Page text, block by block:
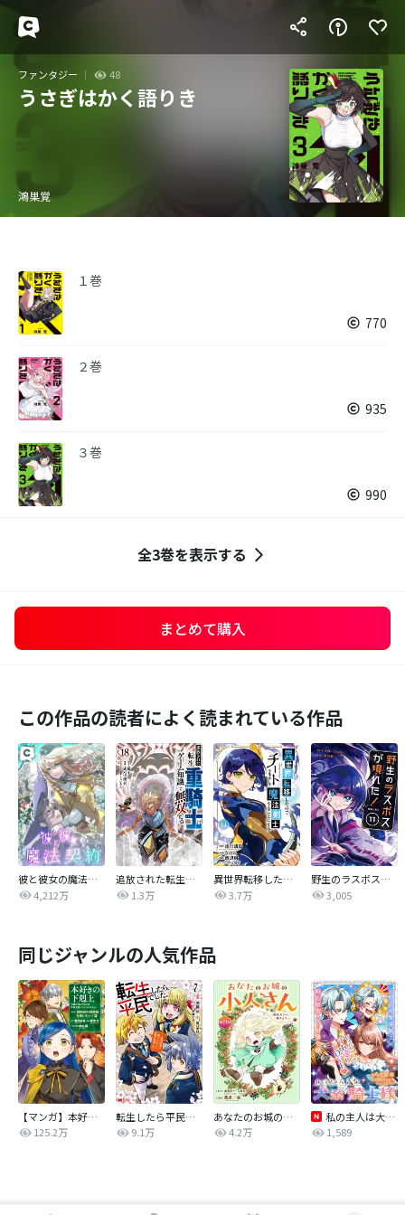
ファンタジー 48
うさぎはかく語りき
鴻巣覚
１巻
770
２巻
935
３巻
990
全3巻を表示する
まとめて購入
この作品の読者によく読まれている作品
彼と彼女の魔法契約
4,212万
追放された転生重騎士はゲーム知識で無双する
1.3万
異世界転移したのでチートを生かして魔法剣士やることにする
3.7万
野生のラスボスが現れた！ 黒翼の覇王
3,005
同じジャンルの人気作品
【マンガ】本好きの下剋上 第四部
125.2万
転生したら平民でした。～生活水準に耐えられないので貴族を目指します～（コミック）
9.1万
あなたのお城の小人さん ～御飯下さい、働きますっ～（コミック）【分冊版】
4.2万
私の主人は大きな犬系騎士様
1,589